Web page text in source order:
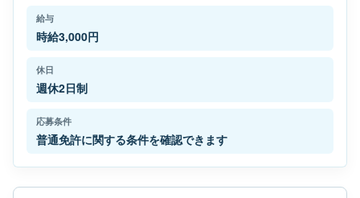
給与
時給3,000円
休日
週休2日制
応募条件
普通免許に関する条件を確認できます